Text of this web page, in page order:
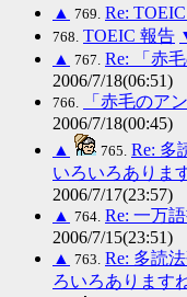
▲ 769. Re:
768. TOEIC 報告
▲ 767. Re: 「赤
2006/7/18(06:51)
766. 「赤毛のア
2006/7/18(00:45)
▲
765. Re: 多
いろいろありま
2006/7/17(23:57)
▲ 764. Re: 一万
2006/7/15(23:51)
▲ 763. Re: 多読
ろいろあります